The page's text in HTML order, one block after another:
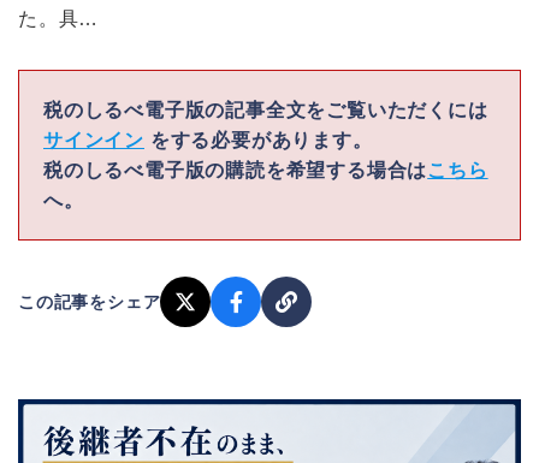
た。具…
税のしるべ電子版の記事全文をご覧いただくには
サインイン をする必要があります。
税のしるべ電子版の購読を希望する場合は こちら
へ。
この記事をシェア